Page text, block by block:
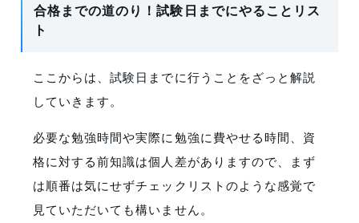
合格までの道のり！試験日までにやることリス
ト
ここからは、試験日までに行うことをざっと解説
していきます。
必要な勉強時間や実際に勉強に費やせる時間、資
格に対する前知識は個人差がありますので、まず
は順番は気にせずチェックリストのような感覚で
見ていただいても構いません。